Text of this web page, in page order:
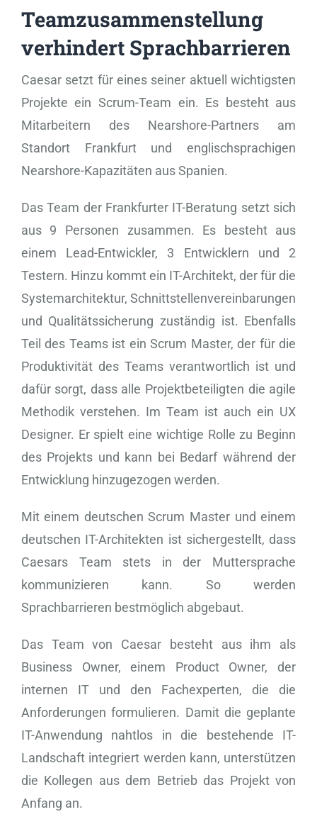
Teamzusammenstellung
verhindert Sprachbarrieren
Caesar setzt für eines seiner aktuell wichtigsten
Projekte ein Scrum-Team ein. Es besteht aus
Mitarbeitern des Nearshore-Partners am
Standort Frankfurt und englischsprachigen
Nearshore-Kapazitäten aus Spanien.
Das Team der Frankfurter IT-Beratung setzt sich
aus 9 Personen zusammen. Es besteht aus
einem Lead-Entwickler, 3 Entwicklern und 2
Testern. Hinzu kommt ein IT-Architekt, der für die
Systemarchitektur, Schnittstellenvereinbarungen
und Qualitätssicherung zuständig ist. Ebenfalls
Teil des Teams ist ein Scrum Master, der für die
Produktivität des Teams verantwortlich ist und
dafür sorgt, dass alle Projektbeteiligten die agile
Methodik verstehen. Im Team ist auch ein UX
Designer. Er spielt eine wichtige Rolle zu Beginn
des Projekts und kann bei Bedarf während der
Entwicklung hinzugezogen werden.
Mit einem deutschen Scrum Master und einem
deutschen IT-Architekten ist sichergestellt, dass
Caesars Team stets in der Muttersprache
kommunizieren kann. So werden
Sprachbarrieren bestmöglich abgebaut.
Das Team von Caesar besteht aus ihm als
Business Owner, einem Product Owner, der
internen IT und den Fachexperten, die die
Anforderungen formulieren. Damit die geplante
IT-Anwendung nahtlos in die bestehende IT-
Landschaft integriert werden kann, unterstützen
die Kollegen aus dem Betrieb das Projekt von
Anfang an.